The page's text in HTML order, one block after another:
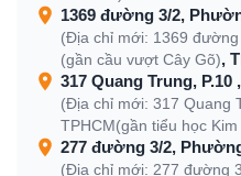
1369 đường 3/2,
(Địa chỉ mới: 1369
(gần cầu vượt Cây Gõ),
317 Quang Trung, P.10
(Địa chỉ mới: 317 Quang
TPHCM(gần tiểu học
277 đường 3/2,
(Địa chỉ mới: 277 đường